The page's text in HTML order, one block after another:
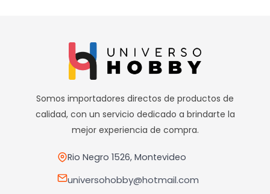
Somos importadores directos de productos de
calidad, con un servicio dedicado a brindarte la
mejor experiencia de compra.
Rio Negro 1526, Montevideo
universohobby@hotmail.com